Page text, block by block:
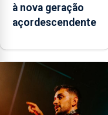
à nova geração
açordescendente